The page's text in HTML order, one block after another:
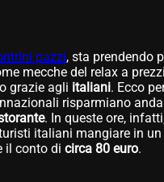
pazzi, sta prendendo
mecche del relax a prezzi
grazie agli italiani. Ecco
risparmiano
. In queste ore,
italiani mangiare in
il conto di circa 80 euro.